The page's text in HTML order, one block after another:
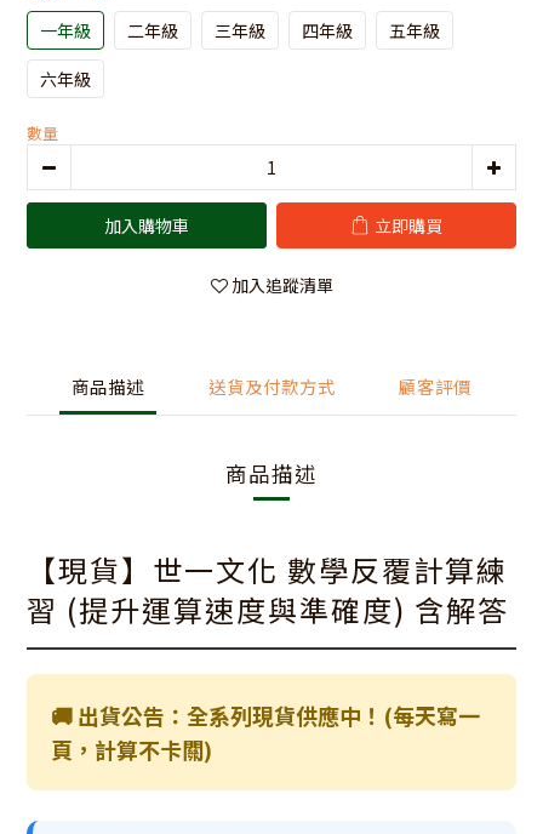
一年級 二年級 三年級 四年級
五年級
六年級
數量
加入購物車 立即購買
加入追蹤清單
商品描述 送貨及付款方式 顧客評價
商品描述
【現貨】世一文化 數學反覆計算練
習 (提升運算速度與準確度) 含解答
🚚 出貨公告：全系列現貨供應中！(每天寫一
頁，計算不卡關)